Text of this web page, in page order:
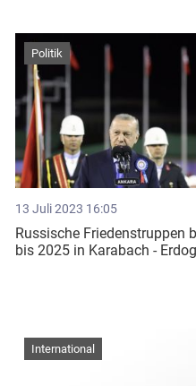
13 Juli 2023 16:05
Russische Friedenstruppen
bis 2025 in Karabach -
Politik
International